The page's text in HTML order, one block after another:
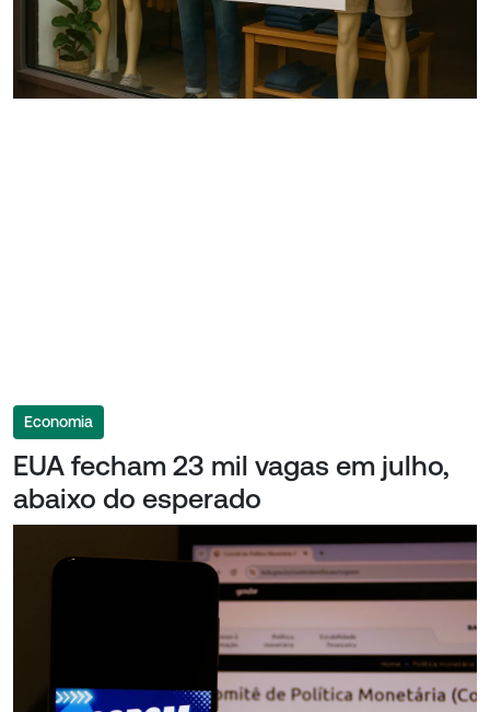
Economia
EUA fecham 23 mil vagas em julho,
abaixo do esperado